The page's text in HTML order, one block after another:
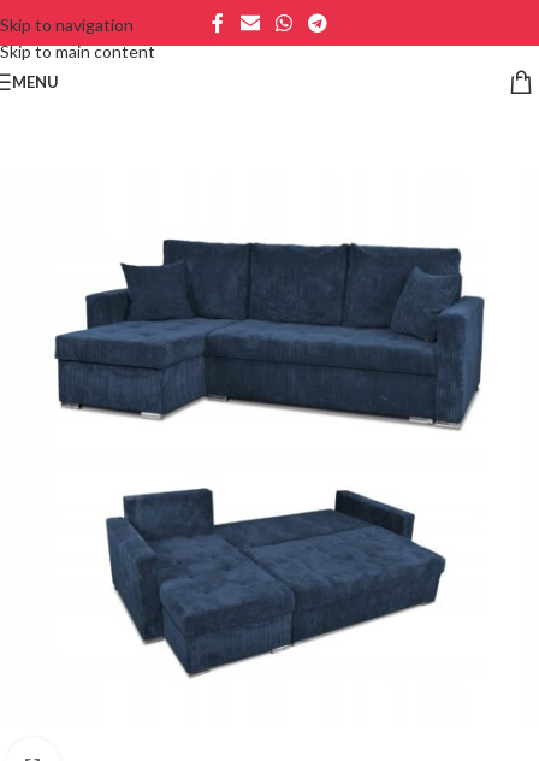
Skip to navigation
Skip to main content
MENU